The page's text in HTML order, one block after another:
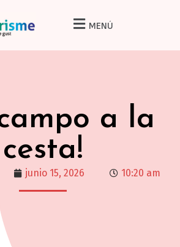
MENÚ
a la
cesta!
junio 15, 2026 10:20 am